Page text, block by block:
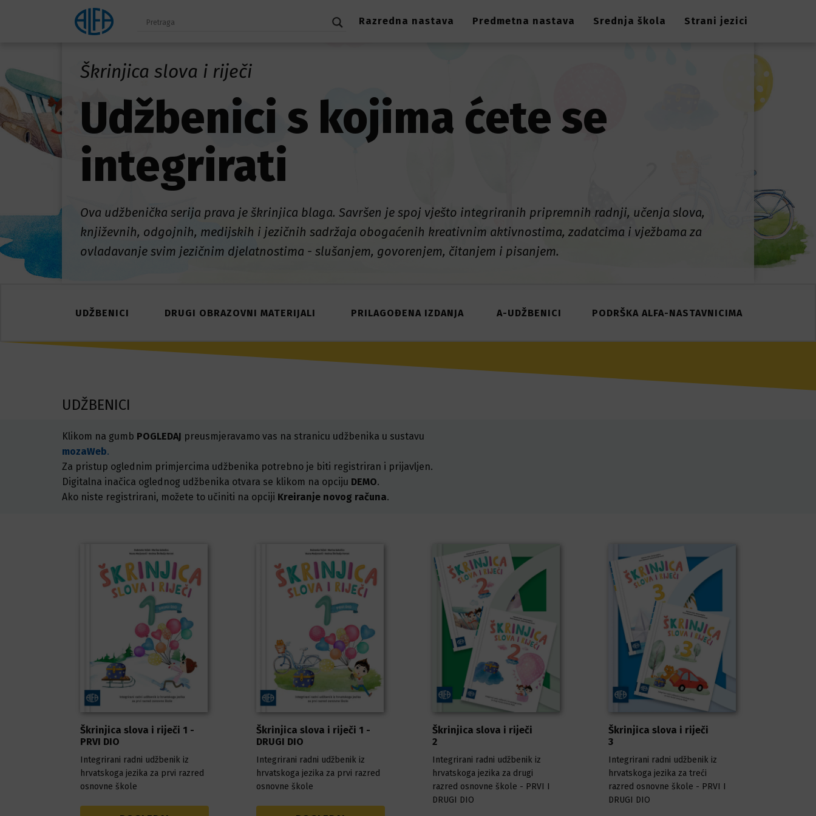
Razredna nastava Predmetna nastava Srednja škola Strani jezici
Škrinjica slova i riječi
Udžbenici s kojima ćete se
integrirati
Ova udžbenička serija prava je škrinjica blaga. Savršen je spoj vješto integriranih pripremnih radnji, učenja slova,
književnih, odgojnih, medijskih i jezičnih sadržaja obogaćenih kreativnim aktivnostima, zadatcima i vježbama za
ovladavanje svim jezičnim djelatnostima - slušanjem, govorenjem, čitanjem i pisanjem.
UDŽBENICI DRUGI OBRAZOVNI MATERIJALI PRILAGOĐENA IZDANJA A-UDŽBENICI PODRŠKA ALFA-NASTAVNICIMA
UDŽBENICI
Klikom na gumb POGLEDAJ preusmjeravamo vas na stranicu udžbenika u sustavu
mozaWeb.
Za pristup oglednim primjercima udžbenika potrebno je biti registriran i prijavljen.
Digitalna inačica oglednog udžbenika otvara se klikom na opciju DEMO.
Ako niste registrirani, možete to učiniti na opciji Kreiranje novog računa.
Škrinjica slova i riječi 1 -
PRVI DIO
Integrirani radni udžbenik iz
hrvatskoga jezika za prvi razred
osnovne škole
Škrinjica slova i riječi 1 -
DRUGI DIO
Integrirani radni udžbenik iz
hrvatskoga jezika za prvi razred
osnovne škole
Škrinjica slova i riječi
2
Integrirani radni udžbenik iz
hrvatskoga jezika za drugi
razred osnovne škole - PRVI I
DRUGI DIO
Škrinjica slova i riječi
3
Integrirani radni udžbenik iz
hrvatskoga jezika za treći
razred osnovne škole - PRVI I
DRUGI DIO